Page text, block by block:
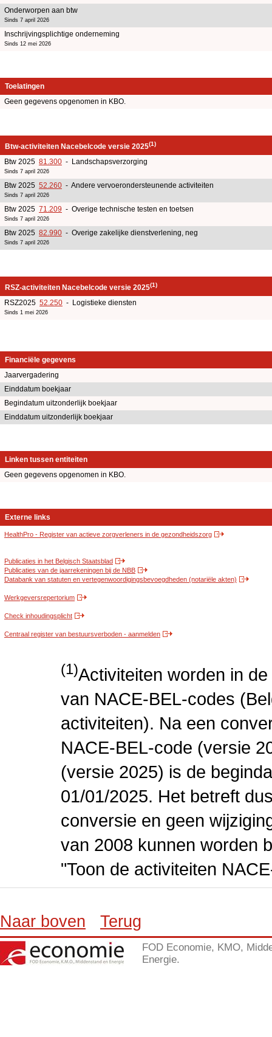
Onderworpen aan btw
Sinds 7 april 2026
Inschrijvingsplichtige onderneming
Sinds 12 mei 2026
Toelatingen
Geen gegevens opgenomen in KBO.
Btw-activiteiten Nacebelcode versie 2025(1)
Btw 2025 81.300 - Landschapsverzorging
Sinds 7 april 2026
Btw 2025 52.260 - Andere vervoerondersteunende activiteiten
Sinds 7 april 2026
Btw 2025 71.209 - Overige technische testen en toetsen
Sinds 7 april 2026
Btw 2025 82.990 - Overige zakelijke dienstverlening, neg
Sinds 7 april 2026
RSZ-activiteiten Nacebelcode versie 2025(1)
RSZ2025 52.250 - Logistieke diensten
Sinds 1 mei 2026
Financiële gegevens
Jaarvergadering
Einddatum boekjaar
Begindatum uitzonderlijk boekjaar
Einddatum uitzonderlijk boekjaar
Linken tussen entiteiten
Geen gegevens opgenomen in KBO.
Externe links
HealthPro - Register van actieve zorgverleners in de gezondheidszorg
Publicaties in het Belgisch Staatsblad
Publicaties van de jaarrekeningen bij de NBB
Databank van statuten en vertegenwoordigingsbevoegdheden (notariële akten)
Werkgeversrepertorium
Check inhoudingsplicht
Centraal register van bestuursverboden - aanmelden
(1)Activiteiten worden in
van NACE-BEL-codes
activiteiten). Na een
NACE-BEL-code (versie
(versie 2025) is de
01/01/2025. Het betreft
conversie en geen
van 2008 kunnen worden
"Toon de activiteiten
Naar boven Terug
FOD Economie, KMO,
Energie.